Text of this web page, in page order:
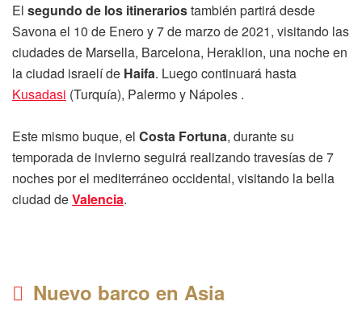
El segundo de los itinerariostambién partirá desde
Savona el 10 de Enero y 7 de marzo de 2021, visitando las
ciudades de Marsella, Barcelona, Heraklion, una noche en
la ciudad israelí de Haifa. Luego continuará hasta
Kusadasi (Turquía), Palermo y Nápoles .
Este mismo buque, el Costa Fortuna, durante su
temporada de invierno seguirá realizando travesías de 7
noches por el mediterráneo occidental, visitando la bella
ciudad deValencia.
Nuevo barco en Asia